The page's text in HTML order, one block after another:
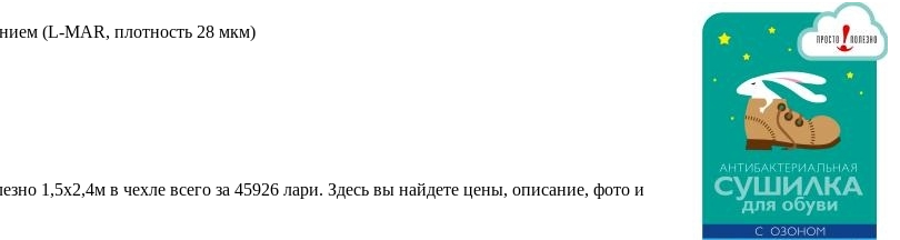
(L-MAR, плотность 28 мкм)
1,5х2,4м в чехле всего за 45926 лари. Здесь вы найдете цены, описание, фото и